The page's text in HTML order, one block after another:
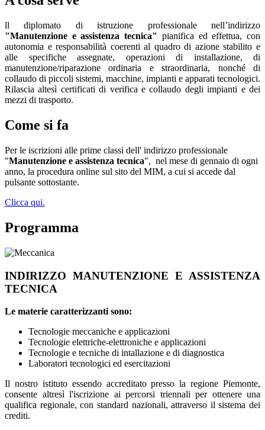
ll diplomato di istruzione professionale nell’indirizzo
"Manutenzione e assistenza tecnica" pianifica ed effettua, con
autonomia e responsabilità coerenti al quadro di azione stabilito e
alle specifiche assegnate, operazioni di installazione, di
manutenzione/riparazione ordinaria e straordinaria, nonché di
collaudo di piccoli sistemi, macchine, impianti e apparati tecnologici.
Rilascia altesì certificati di verifica e collaudo degli impianti e dei
mezzi di trasporto.
Come si fa
Per le iscrizioni alle prime classi dell' indirizzo professionale
"Manutenzione e assistenza tecnica", nel mese di gennaio di ogni
anno, la procedura online sul sito del MIM, a cui si accede dal
pulsante sottostante.
Clicca qui.
Programma
INDIRIZZO MANUTENZIONE E ASSISTENZA
TECNICA
Le materie caratterizzanti sono:
Tecnologie meccaniche e applicazioni
Tecnologie elettriche-elettroniche e applicazioni
Tecnologie e tecniche di intallazione e di diagnostica
Laboratori tecnologici ed esercitazioni
Il nostro istituto essendo accreditato presso la regione Piemonte,
consente altresì l'iscrizione ai percorsi triennali per ottenere una
qualifica regionale, con standard nazionali, attraverso il sistema dei
crediti.